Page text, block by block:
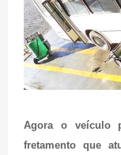
Agora o veículo
fretamento que